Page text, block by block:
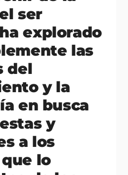
ser
explorado
las
del
y la
en busca
y
a los
lo